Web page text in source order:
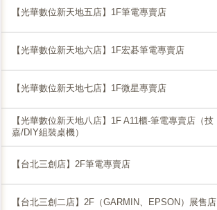
【光華數位新天地五店】1F筆電專賣店
【光華數位新天地六店】1F宏碁筆電專賣店
【光華數位新天地七店】1F微星專賣店
【光華數位新天地八店】1F A11櫃-筆電專賣店（技
嘉/DIY組裝桌機）
【台北三創店】2F筆電專賣店
【台北三創二店】2F（GARMIN、EPSON）展售店